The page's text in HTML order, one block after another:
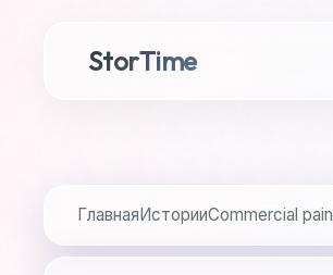
StorTime
ГлавнаяИсторииСommercial